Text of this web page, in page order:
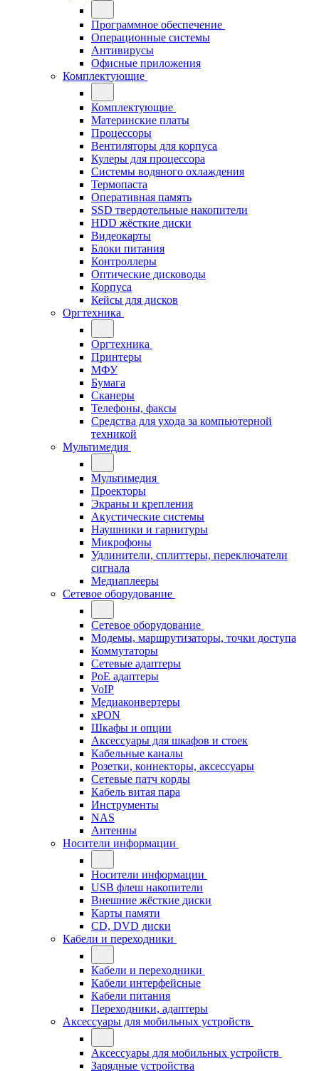
Программное обеспечение
Операционные системы
Антивирусы
Офисные приложения
Комплектующие
Комплектующие
Материнские платы
Процессоры
Вентиляторы для корпуса
Кулеры для процессора
Системы водяного охлаждения
Термопаста
Оперативная память
SSD твердотельные накопители
HDD жёсткие диски
Видеокарты
Блоки питания
Контроллеры
Оптические дисководы
Корпуса
Кейсы для дисков
Оргтехника
Оргтехника
Принтеры
МФУ
Бумага
Сканеры
Телефоны, факсы
Средства для ухода за компьютерной
техникой
Мультимедия
Мультимедия
Проекторы
Экраны и крепления
Акустические системы
Наушники и гарнитуры
Микрофоны
Удлинители, сплиттеры, переключатели
сигнала
Медиаплееры
Сетевое оборудование
Сетевое оборудование
Модемы, маршрутизаторы, точки доступа
Коммутаторы
Сетевые адаптеры
PoE адаптеры
VoIP
Медиаконвертеры
xPON
Шкафы и опции
Аксессуары для шкафов и стоек
Кабельные каналы
Розетки, коннекторы, аксессуары
Сетевые патч корды
Кабель витая пара
Инструменты
NAS
Антенны
Носители информации
Носители информации
USB флеш накопители
Внешние жёсткие диски
Карты памяти
CD, DVD диски
Кабели и переходники
Кабели и переходники
Кабели интерфейсные
Кабели питания
Переходники, адаптеры
Аксессуары для мобильных устройств
Аксессуары для мобильных устройств
Зарядные устройства